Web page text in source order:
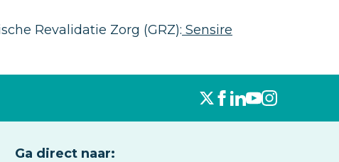
Revalidatie Zorg (GRZ): Sensire
Ga direct naar: